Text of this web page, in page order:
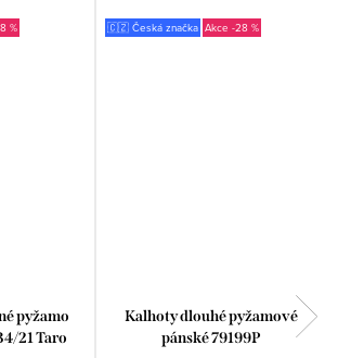
%
pyžamo
21 Taro
🇨🇿 Česká značka -28 %
Kalhoty dlouhé pyžamové
pánské 79199P